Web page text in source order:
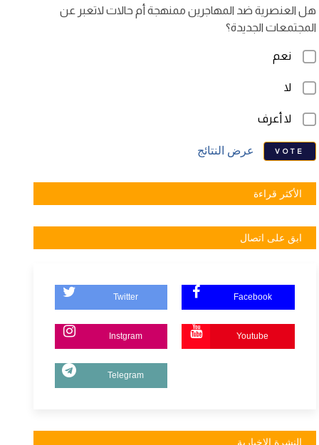
هل العنصرية ضد المهاجرين ممنهجة أم حالات لاتعبر عن
المجتمعات الجديدة؟
نعم
لا
لا أعرف
VOTE عرض النتائج
الأكثر قراءة
ابق على اتصال
Twitter Facebook
Instgram Youtube
Telegram
النشرة الإخبارية